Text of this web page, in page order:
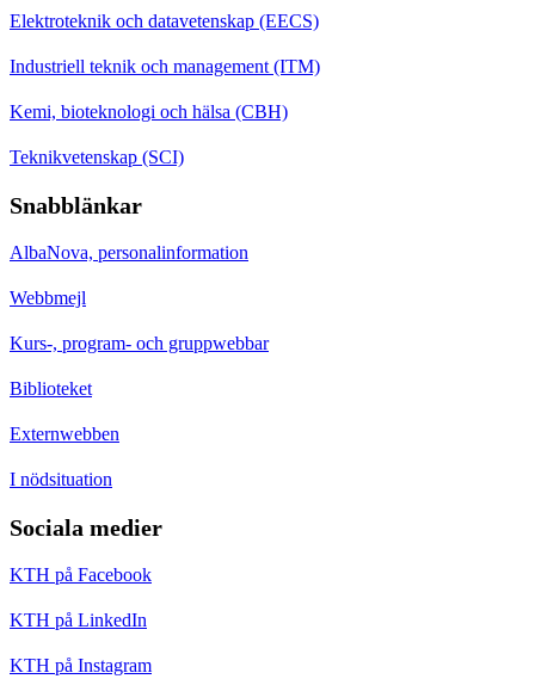
Elektroteknik och datavetenskap (EECS)
Industriell teknik och management (ITM)
Kemi, bioteknologi och hälsa (CBH)
Teknikvetenskap (SCI)
Snabblänkar
AlbaNova, personalinformation
Webbmejl
Kurs-, program- och gruppwebbar
Biblioteket
Externwebben
I nödsituation
Sociala medier
KTH på Facebook
KTH på LinkedIn
KTH på Instagram